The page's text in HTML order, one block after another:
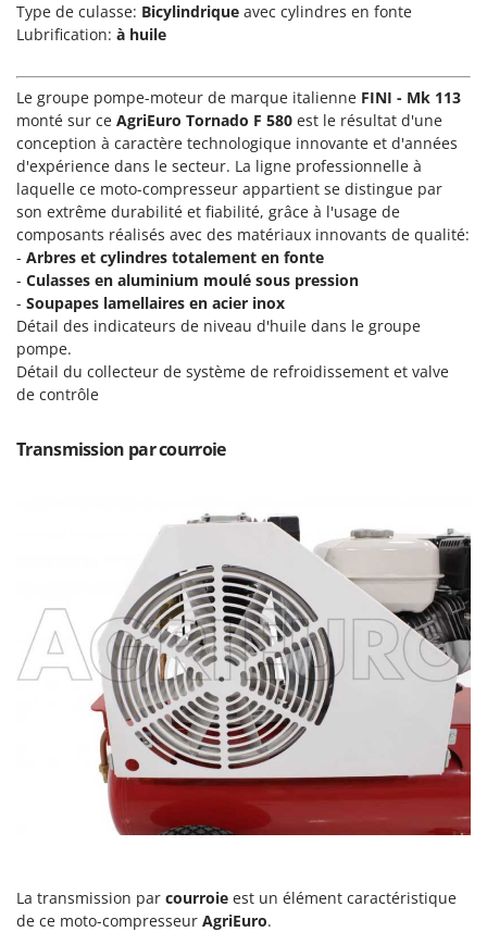
Vibroculteurs à tracteur
Macom
Makita
MAMMAMIA
Marcato
Marina Systems
Master
Mastercook
Masterpro
McCulloch
MCH
Michelin
Minox
Mowox
MTD
New O.M.R.A.
Nilfisk
Ninja
Novatec
Novital
NuovaFac
Type de culasse: Bicylindrique avec cylindres en fonte
Lubrification: à huile
Le groupe pompe-moteur de marque italienne FINI - Mk 113
monté sur ce AgriEuro Tornado F 580 est le résultat d'une
conception à caractère technologique innovante et d'années
d'expérience dans le secteur. La ligne professionnelle à
laquelle ce moto-compresseur appartient se distingue par
son extrême durabilité et fiabilité, grâce à l'usage de
composants réalisés avec des matériaux innovants de qualité:
- Arbres et cylindres totalement en fonte
- Culasses en aluminium moulé sous pression
- Soupapes lamellaires en acier inox
Détail des indicateurs de niveau d'huile dans le groupe
pompe.
Détail du collecteur de système de refroidissement et valve
de contrôle
Transmission par courroie
La transmission par courroie est un élément caractéristique
de ce moto-compresseur AgriEuro.